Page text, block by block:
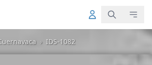
› IDS-1082